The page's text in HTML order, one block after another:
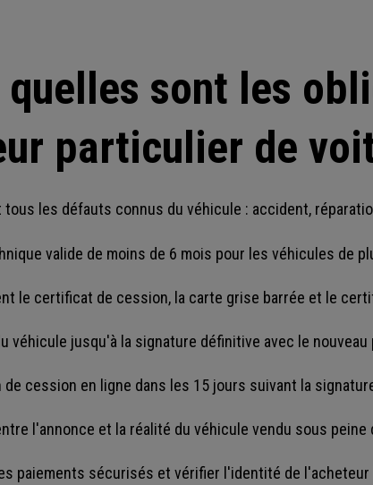
sont les
particulier de
tous les défauts connus du véhicule : accident,
valide de moins de 6 mois pour les véhicules de
le certificat de cession, la carte grise barrée et le
véhicule jusqu'à la signature définitive avec le nouveau
cession en ligne dans les 15 jours suivant la
l'annonce et la réalité du véhicule vendu sous peine
paiements sécurisés et vérifier l'identité de